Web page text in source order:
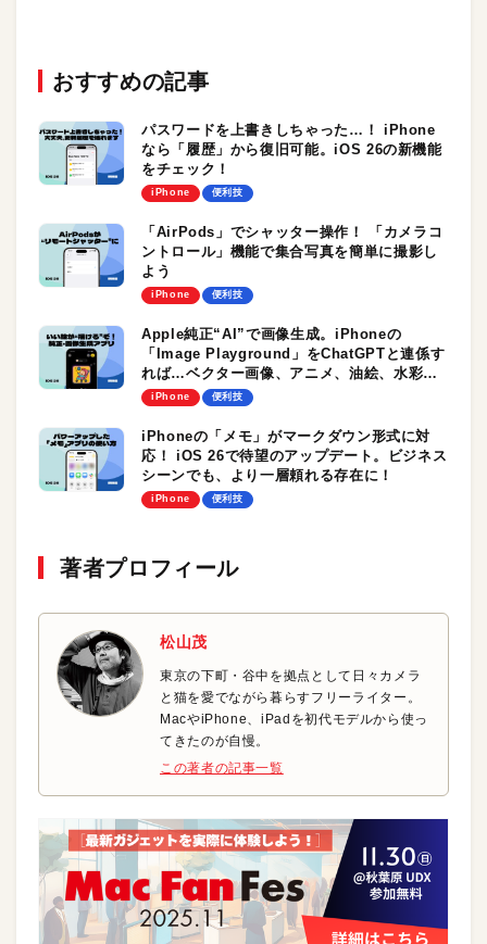
おすすめの記事
パスワードを上書きしちゃった…！ iPhone
なら「履歴」から復旧可能。iOS 26の新機能
をチェック！
iPhone 便利技
「AirPods」でシャッター操作！ 「カメラコ
ントロール」機能で集合写真を簡単に撮影し
よう
iPhone 便利技
Apple純正“AI”で画像生成。iPhoneの
「Image Playground」をChatGPTと連係す
れば…ベクター画像、アニメ、油絵、水彩…
画風も自由自在！ iOS 26の新機能をチェック
iPhone 便利技
iPhoneの「メモ」がマークダウン形式に対
応！ iOS 26で待望のアップデート。ビジネス
シーンでも、より一層頼れる存在に！
iPhone 便利技
著者プロフィール
松山茂
東京の下町・谷中を拠点として日々カメラ
と猫を愛でながら暮らすフリーライター。
MacやiPhone、iPadを初代モデルから使っ
てきたのが自慢。
この著者の記事一覧